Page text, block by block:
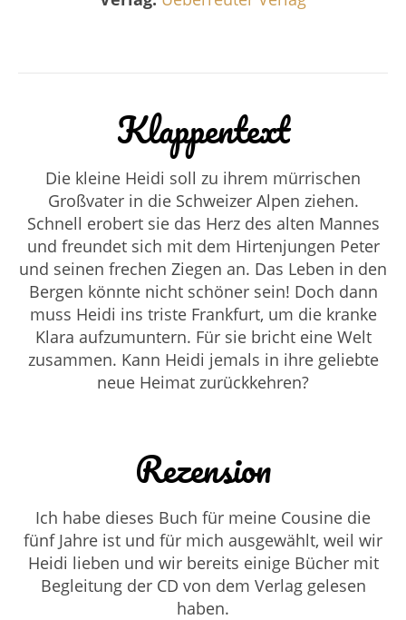
Klappentext
Die kleine Heidi soll zu ihrem mürrischen
Großvaterin die Schweizer Alpen ziehen.
Schnell erobert sie das Herz des alten Mannes
und freundet sich mit dem Hirtenjungen Peter
und seinen frechen Ziegen an. Das Leben in den
Bergen könnte nicht schöner sein! Doch dann
muss Heidi ins triste Frankfurt, um die kranke
Klara aufzumuntern. Für sie bricht eine Welt
zusammen. Kann Heidi jemals in ihre geliebte
neue Heimat zurückkehren?
Rezension
Ich habe dieses Buch für meine Cousine die
fünf Jahre ist und für mich ausgewählt, weil wir
Heidi lieben und wir bereits einige Bücher mit
Begleitung der CD von dem Verlag gelesen
haben.